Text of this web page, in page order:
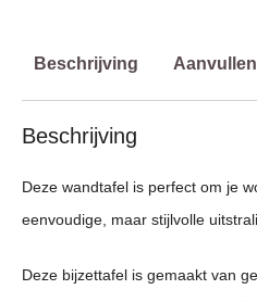
Beschrijving
Beschrijving
Deze wandtafel is perfect om je
eenvoudige, maar stijlvolle
Deze bijzettafel is gemaakt van